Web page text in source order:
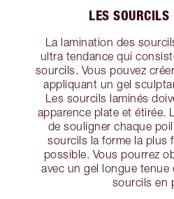
LES
La lamination des
ultra tendance qui
sourcils. Vous pouvez
appliquant un gel
Les sourcils laminés
apparence plate et étirée.
de souligner chaque
sourcils la forme la plus
possible. Vous pourrez
avec un gel longue tenue
sourcils en